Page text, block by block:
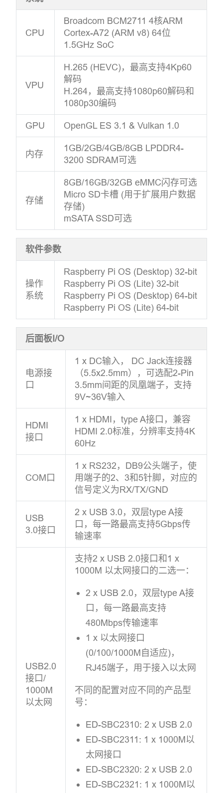
CPU
Broadcom BCM2711 4核ARM
Cortex-A72 (ARM v8) 64位
1.5GHz SoC
VPU
H.265 (HEVC)，最高支持4Kp60
解码
H.264，最高支持1080p60解码和
1080p30编码
GPU OpenGL ES 3.1 & Vulkan 1.0
内存
1GB/2GB/4GB/8GB LPDDR4-
3200 SDRAM可选
存储
8GB/16GB/32GB eMMC闪存可选
Micro SD卡槽 (用于扩展用户数据
存储)
mSATA SSD可选
软件参数
操作
系统
Raspberry Pi OS (Desktop) 32-bit
Raspberry Pi OS (Lite) 32-bit
Raspberry Pi OS (Desktop) 64-bit
Raspberry Pi OS (Lite) 64-bit
后面板I/O
电源接
口
1 x DC输入， DC Jack连接器
（5.5x2.5mm），可选配2-Pin
3.5mm间距的凤凰端子，支持
9V~36V输入
HDMI
接口
1 x HDMI，type A接口，兼容
HDMI 2.0标准，分辨率支持4K
60Hz
COM口
1 x RS232，DB9公头端子，使
用端子的2、3和5针脚，对应的
信号定义为RX/TX/GND
USB
3.0接口
2 x USB 3.0，双层type A接
口，每一路最高支持5Gbps传
输速率
USB2.0
接口/
1000M
以太网
支持2 x USB 2.0接口和1 x
1000M 以太网接口的二选一：
2 x USB 2.0，双层type A接
口，每一路最高支持
480Mbps传输速率
1 x 以太网接口
(0/100/1000M自适应)，
RJ45端子，用于接入以太网
不同的配置对应不同的产品型
号：
ED-SBC2310: 2 x USB 2.0
ED-SBC2311: 1 x 1000M以
太网接口
ED-SBC2320: 2 x USB 2.0
ED-SBC2321: 1 x 1000M以